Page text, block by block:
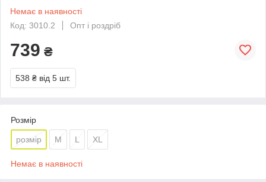
Немає в наявності
Код: 3010.2
Опт і роздріб
739 ₴
538 ₴ від 5 шт.
Розмір
розмір M L XL
Немає в наявності